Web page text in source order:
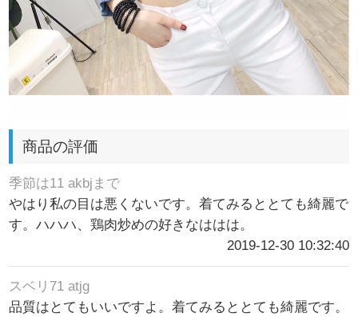
商品の評価
季節は11 akbjまで
やはり私の目は悪くないです。着てみるととても綺麗で
す。ハハハ、鶏肉炒めの好きなははは。
2019-12-30 10:32:40
スベリ71 atjg
品質はとてもいいですよ。着てみるととても綺麗です。